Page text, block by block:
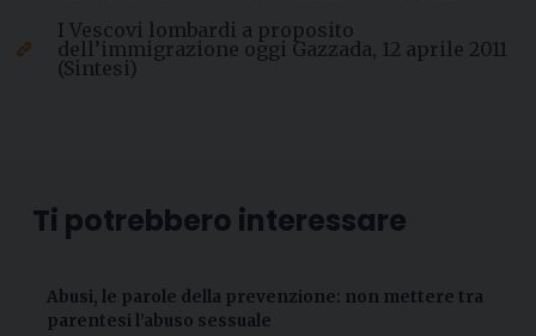
I Vescovi lombardi a proposito
dell’immigrazione oggi Gazzada, 12 aprile 2011
(Sintesi)
Ti potrebbero interessare
Abusi, le parole della prevenzione: non mettere tra
parentesi l’abuso sessuale